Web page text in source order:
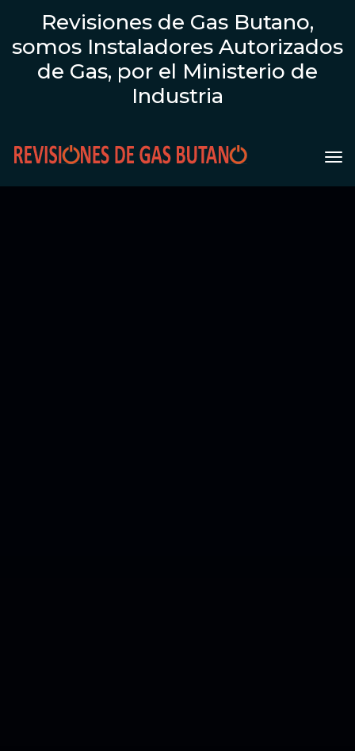
Revisiones de Gas Butano,
somos Instaladores Autorizados
de Gas, por el Ministerio de
Industria